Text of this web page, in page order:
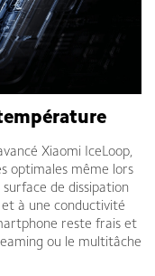
Xiaomi IceLoop,
optimales même lors
de dissipation
à une conductivité
reste frais et
ou le multitâche